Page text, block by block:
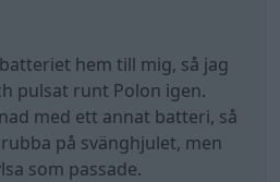
hem till mig, så jag
pulsat runt Polon igen.
med ett annat batteri, så
på svänghjulet, men
som passade.